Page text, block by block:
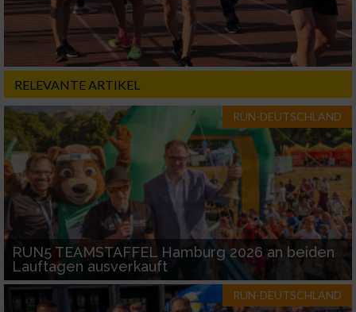
RELEVANTE ARTIKEL
RUN-DEUTSCHLAND
RUN5 TEAMSTAFFEL Hamburg 2026 an beiden
Lauftagen ausverkauft
RUN-DEUTSCHLAND